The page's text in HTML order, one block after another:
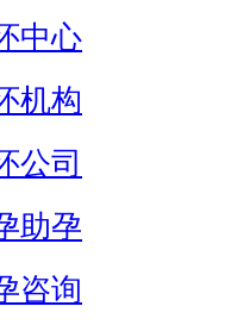
中心
机构
公司
助孕
咨询